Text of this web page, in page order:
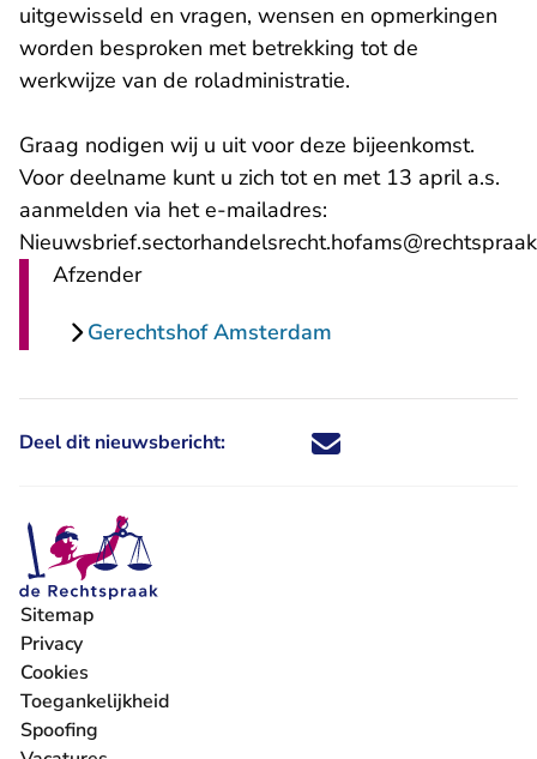
uitgewisseld en vragen, wensen en opmerkingen
worden besproken met betrekking tot de
werkwijze van de roladministratie.
Graag nodigen wij u uit voor deze bijeenkomst.
Voor deelname kunt u zich tot en met 13 april a.s.
aanmelden via het e-mailadres:
- U verlaat Rechtspraak.nl
Afzender
Gerechtshof Amsterdam
Deel dit nieuwsbericht: Deel dit nieuwsbericht via X -
Deel dit nieuwsbericht via
Deel dit nieuwsbericht
Deel dit
Sitemap
Privacy
Cookies
Toegankelijkheid
Spoofing